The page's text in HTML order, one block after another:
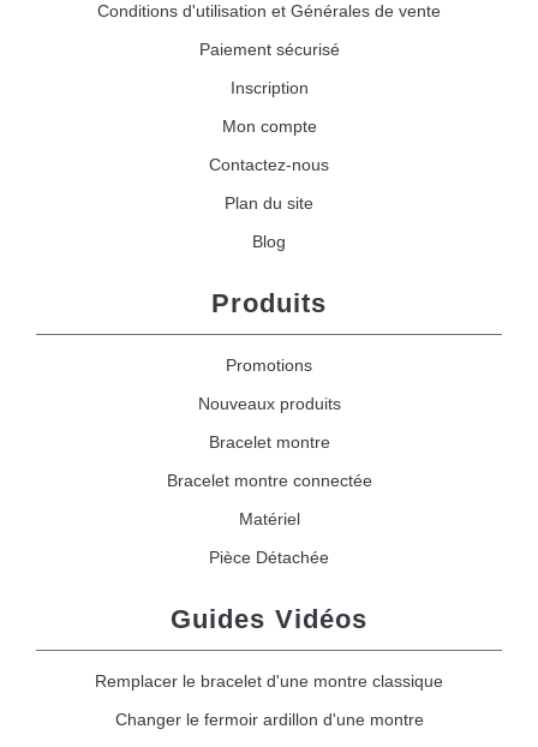
Conditions d'utilisation et Générales de vente
Paiement sécurisé
Inscription
Mon compte
Contactez-nous
Plan du site
Blog
Produits
Promotions
Nouveaux produits
Bracelet montre
Bracelet montre connectée
Matériel
Pièce Détachée
Guides Vidéos
Remplacer le bracelet d'une montre classique
Changer le fermoir ardillon d'une montre